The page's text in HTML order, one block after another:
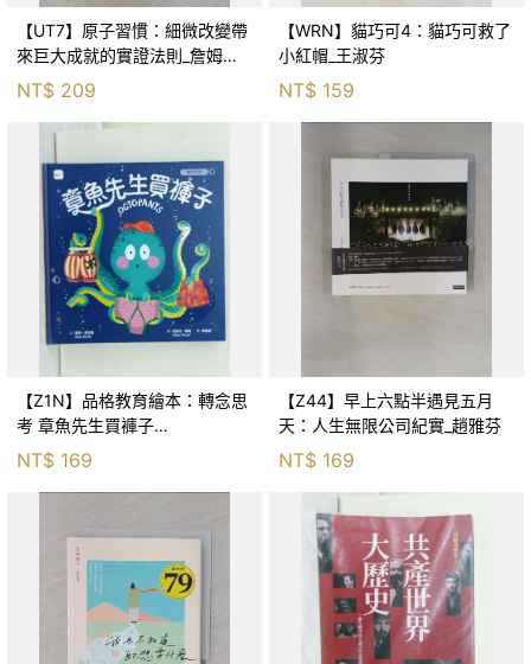
【UT7】原子習慣：細微改變帶
來巨大成就的實證法則_詹姆斯‧
克利爾, 蔡世偉
NT$ 209
【WRN】貓巧可4：貓巧可救了
小紅帽_王淑芬
NT$ 159
【Z1N】品格教育繪本：轉念思
考 章魚先生買褲子
(Octopants)_蘇西‧西尼爾, 黃筱
NT$ 169
【Z44】早上六點半遇見五月
天：人生無限公司紀實_趙雅芬
NT$ 169